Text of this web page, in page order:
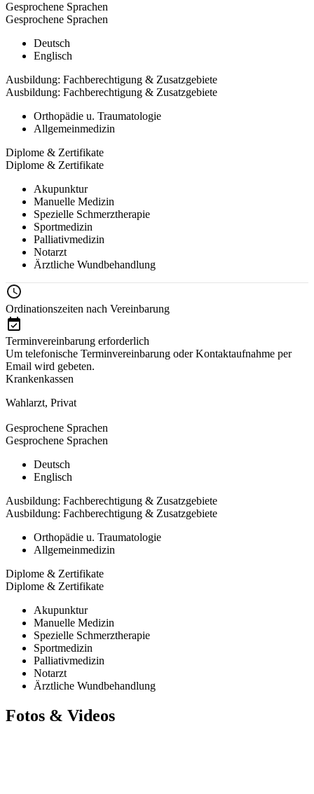
Gesprochene Sprachen
Gesprochene Sprachen
Deutsch
Englisch
Ausbildung: Fachberechtigung & Zusatzgebiete
Ausbildung: Fachberechtigung & Zusatzgebiete
Orthopädie u. Traumatologie
Allgemeinmedizin
Diplome & Zertifikate
Diplome & Zertifikate
Akupunktur
Manuelle Medizin
Spezielle Schmerztherapie
Sportmedizin
Palliativmedizin
Notarzt
Ärztliche Wundbehandlung
Ordinationszeiten nach Vereinbarung
Terminvereinbarung erforderlich
Um telefonische Terminvereinbarung oder Kontaktaufnahme per
Email wird gebeten.
Krankenkassen
Wahlarzt, Privat
Gesprochene Sprachen
Gesprochene Sprachen
Deutsch
Englisch
Ausbildung: Fachberechtigung & Zusatzgebiete
Ausbildung: Fachberechtigung & Zusatzgebiete
Orthopädie u. Traumatologie
Allgemeinmedizin
Diplome & Zertifikate
Diplome & Zertifikate
Akupunktur
Manuelle Medizin
Spezielle Schmerztherapie
Sportmedizin
Palliativmedizin
Notarzt
Ärztliche Wundbehandlung
Fotos & Videos